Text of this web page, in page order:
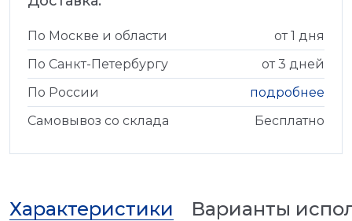
По Москве и области
от 1 дня
По Санкт-Петербургу
от 3 дней
По России
подробнее
Самовывоз со склада
Бесплатно
Характеристики Варианты